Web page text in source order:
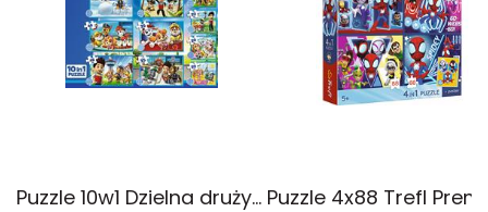
Puzzle 10w1 Dzielna drużyna Psiego Patrolu 96012